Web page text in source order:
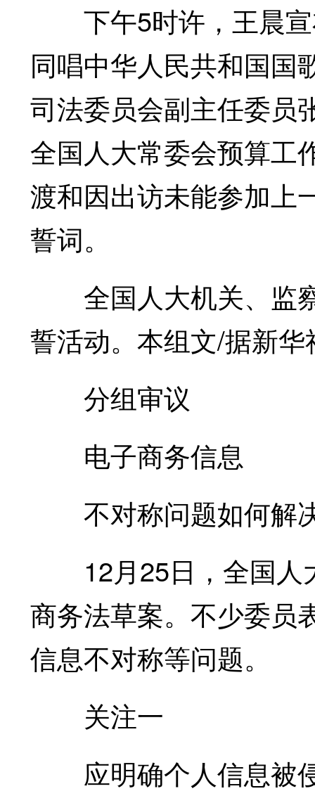
下午5时许，王晨宣
同唱中华人民共和国国
司法委员会副主任委员
全国人大常委会预算工
渡和因出访未能参加上
誓词。
全国人大机关、监
誓活动。本组文/据新华
分组审议
电子商务信息
不对称问题如何解
12月25日，全国人
商务法草案。不少委员
信息不对称等问题。
关注一
应明确个人信息被